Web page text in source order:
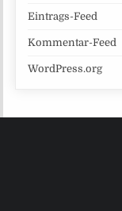
Eintrags-Feed
Kommentar-Feed
WordPress.org